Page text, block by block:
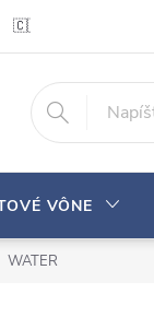
🇨🇿 Pro zákazníky z
VÔNE
WATER